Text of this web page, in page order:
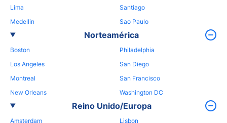
Lima
Medellin
Santiago
Sao Paulo
Norteamérica
Boston
Los Angeles
Montreal
New Orleans
Philadelphia
San Diego
San Francisco
Washington DC
Reino Unido/Europa
Amsterdam
Lisbon